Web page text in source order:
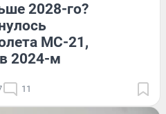
2028-го?
МС-21,
2024-м
11